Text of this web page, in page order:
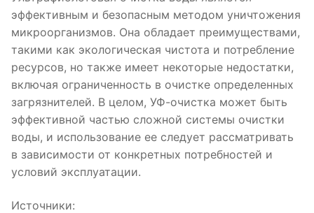
эффективным и безопасным методом уничтожения
микроорганизмов. Она обладает преимуществами,
такими как экологическая чистота и потребление
ресурсов, но также имеет некоторые недостатки,
включая ограниченность в очистке определенных
загрязнителей. В целом, УФ-очистка может быть
эффективной частью сложной системы очистки
воды, и использование ее следует рассматривать
в зависимости от конкретных потребностей и
условий эксплуатации.
Источники: